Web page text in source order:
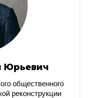
Юрьевич
общественного
реконструкции